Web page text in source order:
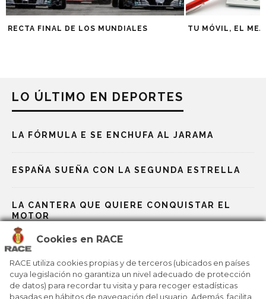
Cookies en RACE
RACE utiliza cookies propias y de terceros (ubicados en países
cuya legislación no garantiza un nivel adecuado de protección
de datos) para recordar tu visita y para recoger estadísticas
basadas en hábitos de navegación del usuario. Además, facilita
RECTA FINAL DE LOS MUNDIALES TU MÓVIL, EL
LO ÚLTIMO EN DEPORTES
LA FÓRMULA E SE ENCHUFA AL JARAMA
ESPAÑA SUEÑA CON LA SEGUNDA ESTRELLA
LA CANTERA QUE QUIERE CONQUISTAR EL
MOTOR
LAS BAZAS ESPAÑOLAS EN LOS JJOO DE
MILÁN-CORTINA
MILANO CORTINA 2026: UN VIAJE POR 25 JJOO